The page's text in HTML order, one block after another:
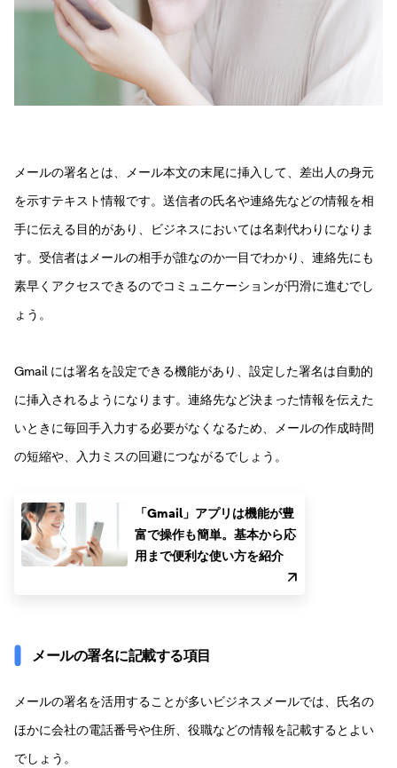
メールの署名とは、メール本文の末尾に挿入して、差出人の身元
を示すテキスト情報です。送信者の氏名や連絡先などの情報を相
手に伝える目的があり、ビジネスにおいては名刺代わりになりま
す。受信者はメールの相手が誰なのか一目でわかり、連絡先にも
素早くアクセスできるのでコミュニケーションが円滑に進むでし
ょう。
Gmail には署名を設定できる機能があり、設定した署名は自動的
に挿入されるようになります。連絡先など決まった情報を伝えた
いときに毎回手入力する必要がなくなるため、メールの作成時間
の短縮や、入力ミスの回避につながるでしょう。
「Gmail」アプリは機能が豊
富で操作も簡単。基本から応
用まで便利な使い方を紹介
メールの署名に記載する項目
メールの署名を活用することが多いビジネスメールでは、氏名の
ほかに会社の電話番号や住所、役職などの情報を記載するとよい
でしょう。